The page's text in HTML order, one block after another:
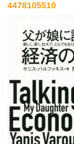
4478105510